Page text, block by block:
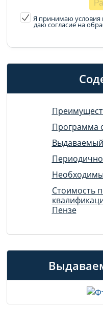
Я принимаю условия
даю согласие на
Программа
Стоимость
Пензе